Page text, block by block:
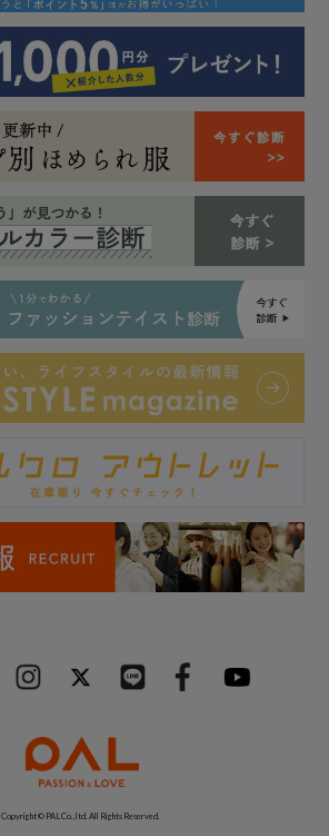
Copyright © PAL Co.,ltd. All Rights Reserved.